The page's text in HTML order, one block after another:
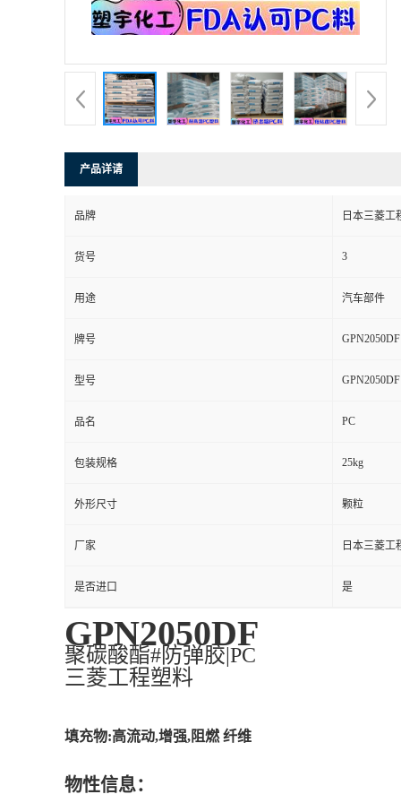
产品详请
品牌 日本三菱工
货号 3
用途 汽车部件
牌号 GPN2050DF
型号 GPN2050DF
品名 PC
包装规格 25kg
外形尺寸 颗粒
厂家 日本三菱工
是否进口 是
GPN2050DF
聚碳酸酯#防弹胶|PC
三菱工程塑料
填充物:高流动,增强,阻燃 纤维
物性信息：